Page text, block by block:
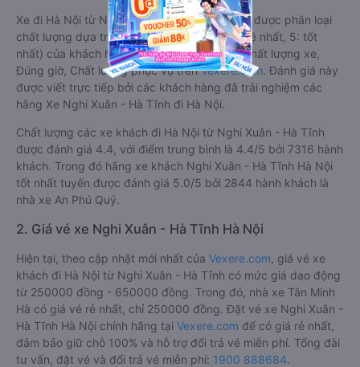
Xe đi Hà Nội từ Nghi Xuân - Hà Tĩnh tốt nhất được phân loại
chất lượng dựa trên đánh giá từ 1 đến 5 (1: tệ nhất, 5: tốt
nhất) của khách hàng với các tiêu chí như: Chất lượng xe,
Đúng giờ, Chất lượng phục vụ trênVexere.com. Đánh giá này
được viết trực tiếp bởi các khách hàng đã trải nghiệm các
hãng Xe Nghi Xuân - Hà Tĩnh đi Hà Nội.
Chất lượng các xe khách đi Hà Nội từ Nghi Xuân - Hà Tĩnh
được đánh giá 4.4, với điểm trung bình là 4.4/5 bởi 7316 hành
khách. Trong đó hãng xe khách Nghi Xuân - Hà Tĩnh Hà Nội
tốt nhất tuyến được đánh giá 5.0/5 bởi 2844 hành khách là
nhà xe An Phú Quý.
2. Giá vé xe Nghi Xuân - Hà Tĩnh Hà Nội
Hiện tại, theo cập nhật mới nhất của Vexere.com , giá vé xe
khách đi Hà Nội từ Nghi Xuân - Hà Tĩnh có mức giá dao động
từ 250000 đồng - 650000 đồng. Trong đó, nhà xe Tân Minh
Hà có giá vé rẻ nhất, chỉ 250000 đồng. Đặt vé xe Nghi Xuân -
Hà Tĩnh Hà Nội chính hãng tại Vexere.com để có giá rẻ nhất,
đảm bảo giữ chỗ 100% và hỗ trợ đổi trả vé miễn phí. Tổng đài
tư vấn, đặt vé và đổi trả vé miễn phí: 1900 888684.